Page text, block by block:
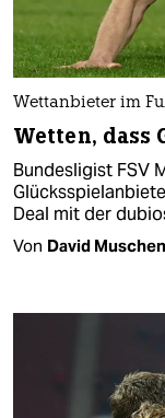
Wettanbieter im
Wetten, dass
Bundesligist FSV
Deal mit der
Von David